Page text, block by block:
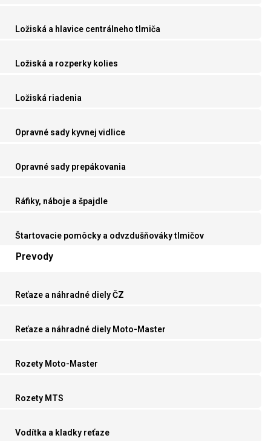
Ložiská a hlavice centrálneho tlmiča
Ložiská a rozperky kolies
Ložiská riadenia
Opravné sady kyvnej vidlice
Opravné sady prepákovania
Ráfiky, náboje a špajdle
Štartovacie pomôcky a odvzdušňováky tlmičov
Prevody
Reťaze a náhradné diely ČZ
Reťaze a náhradné diely Moto-Master
Rozety Moto-Master
Rozety MTS
Vodítka a kladky reťaze